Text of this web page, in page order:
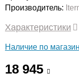
Производитель:
Характеристики
Наличие по
18 945